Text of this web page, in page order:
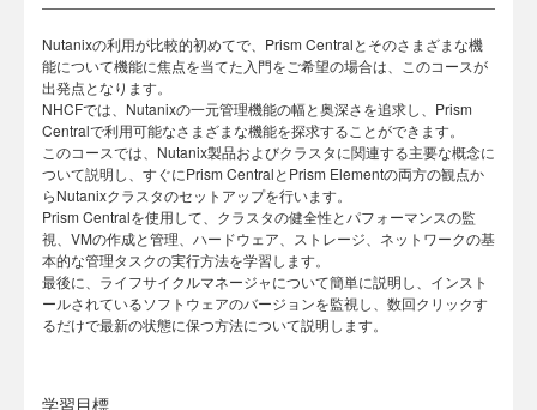
Nutanixの利用が比較的初めてで、Prism Centralとそのさまざまな機
能について機能に焦点を当てた入門をご希望の場合は、このコースが
出発点となります。
NHCFでは、Nutanixの一元管理機能の幅と奥深さを追求し、Prism
Centralで利用可能なさまざまな機能を探求することができます。
このコースでは、Nutanix製品およびクラスタに関連する主要な概念に
ついて説明し、すぐにPrism CentralとPrism Elementの両方の観点か
らNutanixクラスタのセットアップを行います。
Prism Centralを使用して、クラスタの健全性とパフォーマンスの監
視、VMの作成と管理、ハードウェア、ストレージ、ネットワークの基
本的な管理タスクの実行方法を学習します。
最後に、ライフサイクルマネージャについて簡単に説明し、インスト
ールされているソフトウェアのバージョンを監視し、数回クリックす
るだけで最新の状態に保つ方法について説明します。
学習目標